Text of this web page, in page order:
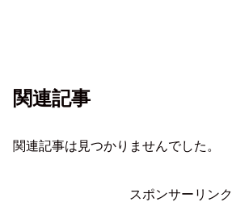
関連記事
関連記事は見つかりませんでした。
スポンサーリンク